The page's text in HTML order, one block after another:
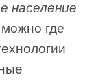
население
где